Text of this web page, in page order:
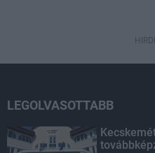
LEGOLVASOTTABB